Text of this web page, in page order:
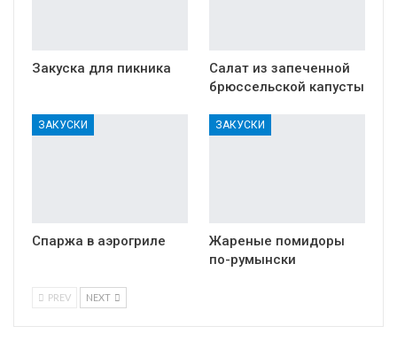
Закуска для пикника
Салат из запеченной
брюссельской капусты
ЗАКУСКИ
Спаржа в аэрогриле
ЗАКУСКИ
Жареные помидоры
по-румынски
PREV NEXT